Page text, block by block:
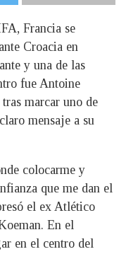
Francia se
Croacia en
y una de las
fue Antoine
marcar uno de
mensaje a su
colocarme y
que me dan el
el ex Atlético
En el
en el centro del